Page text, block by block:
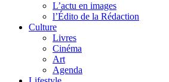
L’actu en images
l’Édito de la Rédaction
Culture
Livres
Cinéma
Art
Agenda